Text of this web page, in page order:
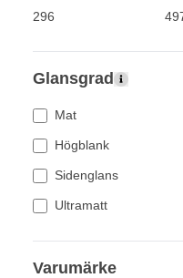
Glansgrad
Mat
Högblank
Sidenglans
Ultramatt
Varumärke